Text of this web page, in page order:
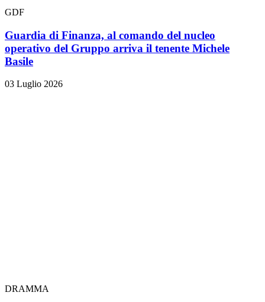
GDF
Guardia di Finanza, al comando del nucleo
operativo del Gruppo arriva il tenente Michele
Basile
03 Luglio 2026
DRAMMA